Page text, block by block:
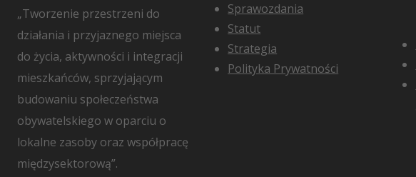
„Tworzenie przestrzeni do
działania i przyjaznego miejsca
do życia, aktywności i integracji
mieszkańców, sprzyjającym
budowaniu społeczeństwa
obywatelskiego w oparciu o
lokalne zasoby oraz współpracę
międzysektorową”.
Sprawozdania
Statut
Strategia
Polityka Prywatności